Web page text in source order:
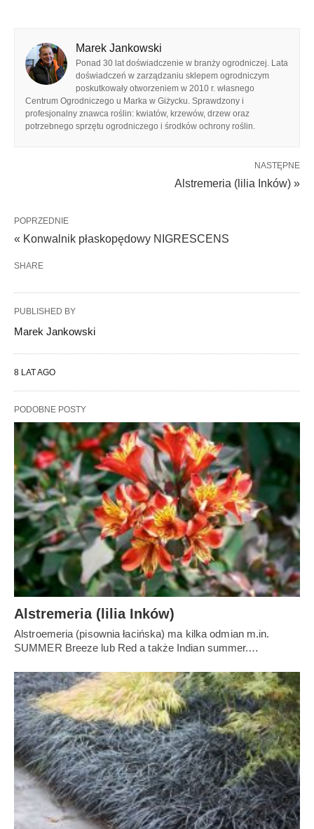
Marek Jankowski
Ponad 30 lat doświadczenie w branży ogrodniczej. Lata
doświadczeń w zarządzaniu sklepem ogrodniczym
poskutkowały otworzeniem w 2010 r. własnego
Centrum Ogrodniczego u Marka w Giżycku. Sprawdzony i
profesjonalny znawca roślin: kwiatów, krzewów, drzew oraz
potrzebnego sprzętu ogrodniczego i środków ochrony roślin.
NASTĘPNE
Alstremeria (lilia Inków) »
POPRZEDNIE
« Konwalnik płaskopędowy NIGRESCENS
SHARE
PUBLISHED BY
Marek Jankowski
8 LAT AGO
PODOBNE POSTY
Alstremeria (lilia Inków)
Alstroemeria (pisownia łacińska) ma kilka odmian m.in.
SUMMER Breeze lub Red a także Indian summer.…